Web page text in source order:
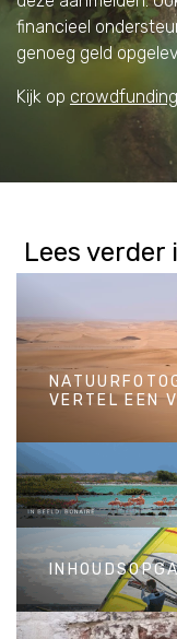
financieel
genoeg geld
Kijk op
Lees
VERTEL EEN
VERTEL EEN
Hoe heerlijk is
naar